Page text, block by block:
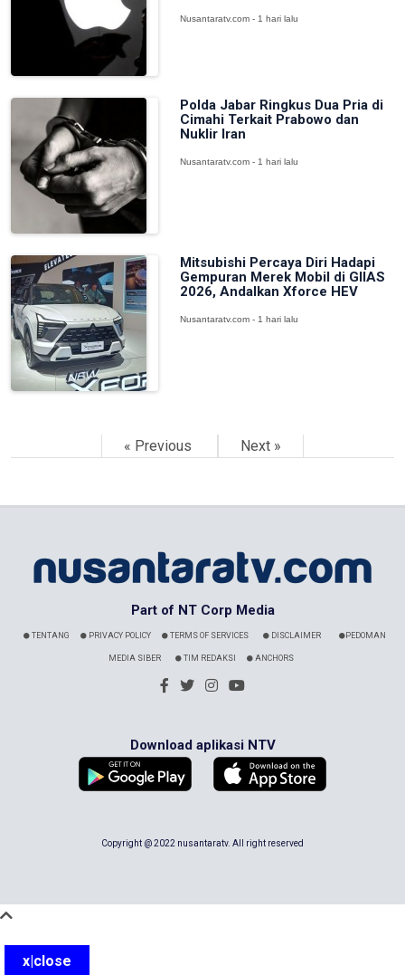
Nusantaratv.com - 1 hari lalu
Polda Jabar Ringkus Dua Pria di
Cimahi Terkait Prabowo dan
Nuklir Iran
Nusantaratv.com - 1 hari lalu
Mitsubishi Percaya Diri Hadapi
Gempuran Merek Mobil di GIIAS
2026, Andalkan Xforce HEV
Nusantaratv.com - 1 hari lalu
« Previous Next »
Part of NT Corp Media
TENTANG PRIVACY POLICY TERMS OF SERVICES DISCLAIMER PEDOMAN
MEDIA SIBER TIM REDAKSI ANCHORS
Download aplikasi NTV
Copyright @ 2022 nusantaratv. All right reserved
x|close